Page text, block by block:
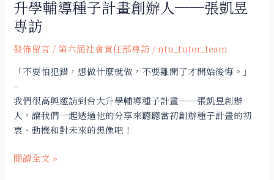
升學輔導種子計畫創辦人──張凱昱
專訪
發佈留言 / 第六屆社會責任部專訪 /ntu_tutor_team
「不要怕犯錯，想做什麼就做，不要離開了才開始後悔。」
–
我們很高興邀請到台大升學輔導種子計畫──張凱昱創辦
人，讓我們一起透過他的分享來聽聽當初創辦種子計畫的初
衷、動機和對未來的想像吧！
昱
專
閱讀全文 »